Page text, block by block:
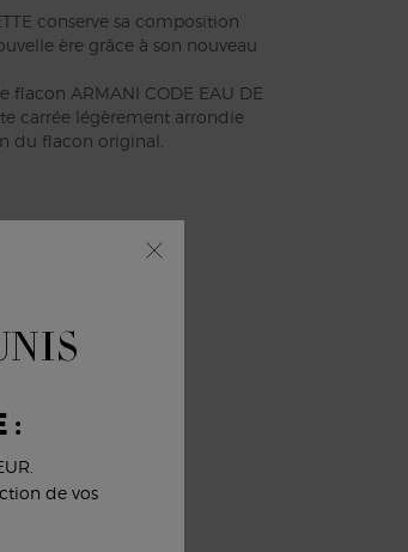
conserve sa composition
ère grâce à son nouveau
ARMANI CODE EAU DE
carrée légèrement arrondie
du flacon original.
:
de vos